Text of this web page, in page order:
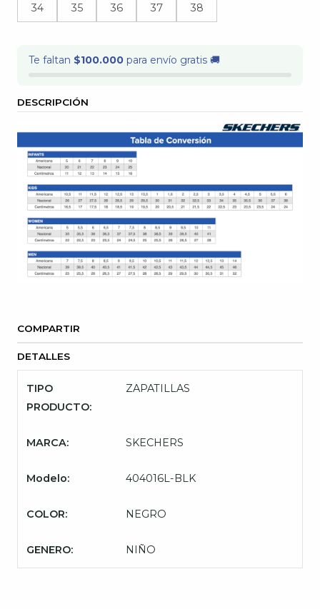
34 35 36 37 38
Te faltan $100.000 para envío gratis 🚚
DESCRIPCIÓN
COMPARTIR
DETALLES
TIPO
PRODUCTO:
ZAPATILLAS
MARCA: SKECHERS
Modelo: 404016L-BLK
COLOR: NEGRO
GENERO: NIÑO